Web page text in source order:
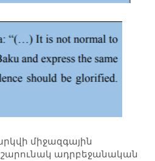
միջազգային
շարունակ ադրբեջանական